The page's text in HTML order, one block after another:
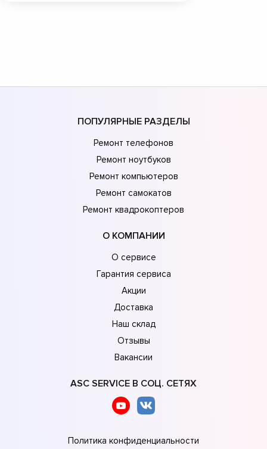
ПОПУЛЯРНЫЕ РАЗДЕЛЫ
Ремонт телефонов
Ремонт ноутбуков
Ремонт компьютеров
Ремонт самокатов
Ремонт квадрокоптеров
О КОМПАНИИ
О сервисе
Гарантия сервиса
Акции
Доставка
Наш склад
Отзывы
Вакансии
ASC SERVICE В СОЦ. СЕТЯХ
Политика конфиденциальности